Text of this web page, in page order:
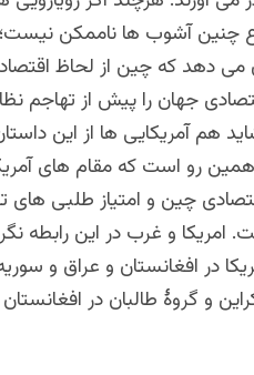
چنین آشوب ها ناممکن
می دهد که چین از لحاظ
جهان را پیش از تهاجم
هم آمریکایی ها از این
رو است که مقام های
چین و امتیاز طلبی
امریکا و غرب در این رابطه
در افغانستان و عراق و
و گروۀ طالبان در افغانستان